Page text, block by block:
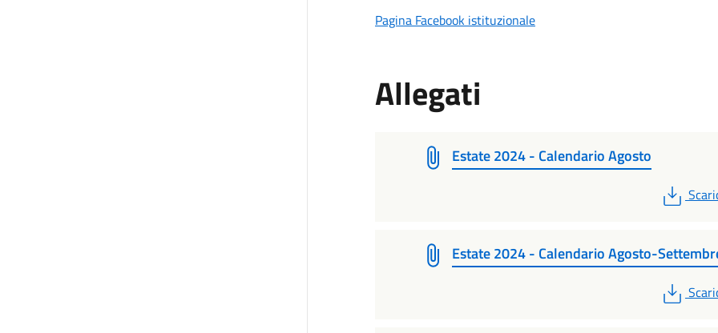
Pagina Facebook istituzionale
Allegati
Estate 2024 - Calendario Agosto
PDF
Estate 2024 - Calendario Agosto-
PDF